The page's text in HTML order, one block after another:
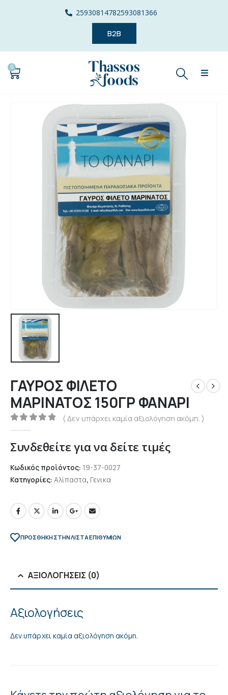
25930814782593081366
B2B
0
ΓΑΥΡΟΣ ΦΙΛΕΤΟ
ΜΑΡΙΝΑΤΟΣ 150ΓΡ ΦΑΝΑΡΙ
0out of 5
( Δεν υπάρχει καμία αξιολόγηση ακόμη. )
Συνδεθείτε για να δείτε τιμές
Κωδικός προϊόντος: 19-37-0027
Κατηγορίες: Αλίπαστα, Γενικα
ΠΡΌΣΘΉΚΗ ΣΤΗΝ ΛΊΣΤΑ ΕΠΙΘΥΜΙΏΝ
ΑΞΙΟΛΟΓΉΣΕΙΣ (0)
Αξιολογήσεις
Δεν υπάρχει καμία αξιολόγηση ακόμη.